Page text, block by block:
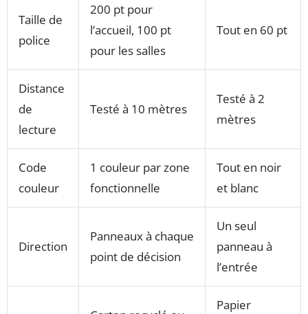
Taille de
police
200 pt pour
l’accueil, 100 pt
pour les salles
Tout en 60 pt
Distance
de
lecture
Testé à 10 mètres
Testé à 2
mètres
Code
couleur
1 couleur par zone
fonctionnelle
Tout en noir
et blanc
Direction
Panneaux à chaque
point de décision
Un seul
panneau à
l’entrée
Papier